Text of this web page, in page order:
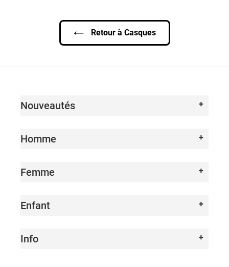
Retour à Casques
Nouveautés
Homme
Femme
Enfant
Info